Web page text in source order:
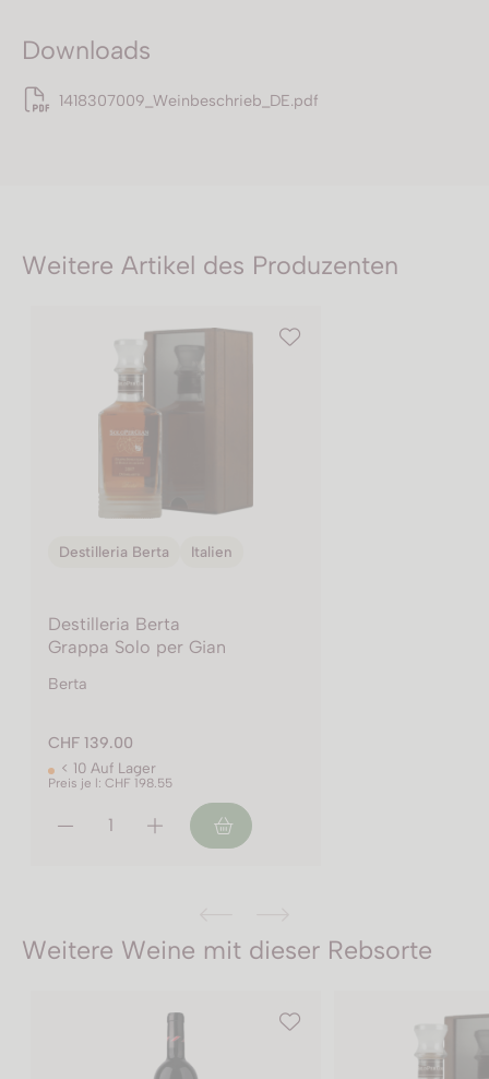
Downloads
1418307009_Weinbeschrieb_DE.pdf
Weitere Artikel des Produzenten
Destilleria Berta Italien
Destilleria Berta
Grappa Solo per Gian
Berta
CHF 139.00
< 10 Auf Lager
Preis je l: CHF 198.55
Weitere Weine mit dieser Rebsorte